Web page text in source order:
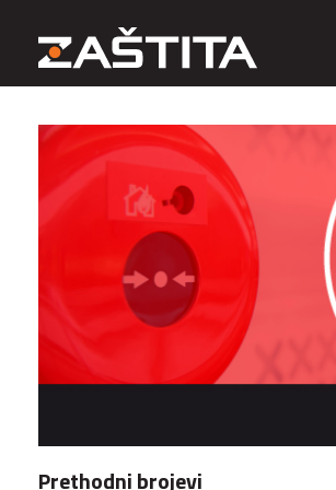
Prethodni brojevi